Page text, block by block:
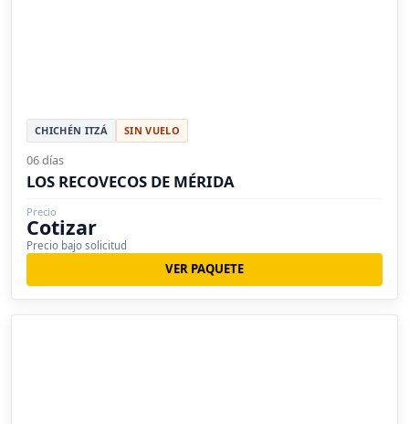
CHICHÉN ITZÁ SIN VUELO
06 días
LOS RECOVECOS DE MÉRIDA
Precio
Cotizar
Precio bajo solicitud
VER PAQUETE